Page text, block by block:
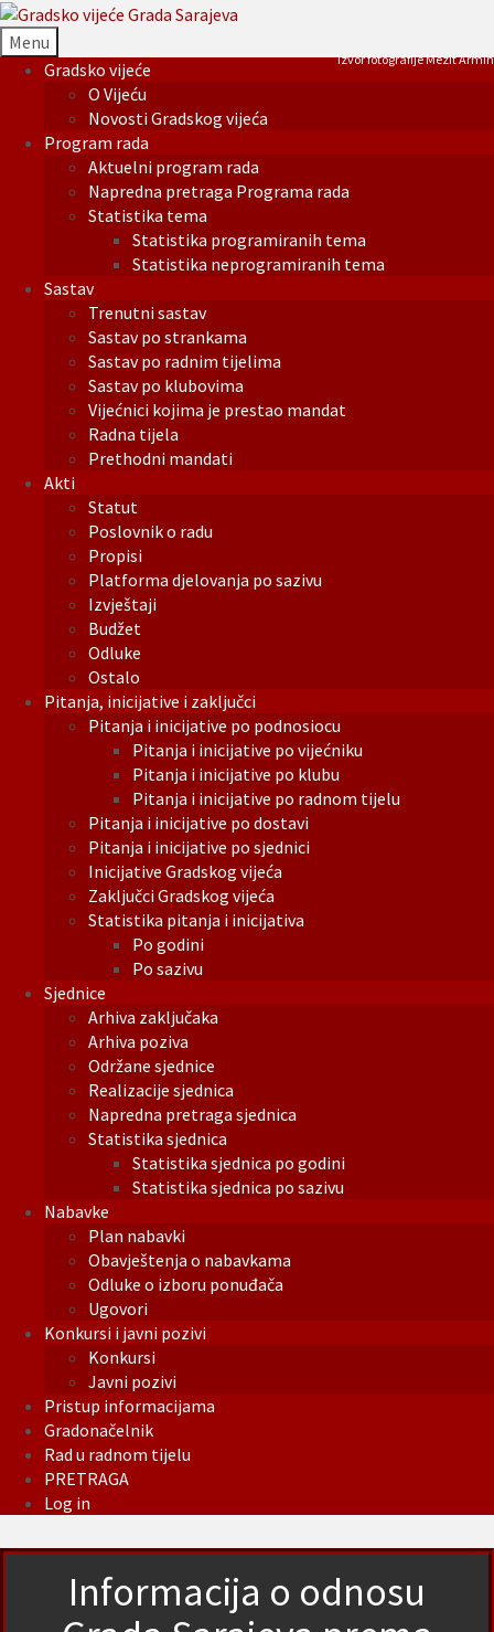
Menu
Gradsko vijeće
O Vijeću
Novosti Gradskog vijeća
Program rada
Aktuelni program rada
Napredna pretraga Programa rada
Statistika tema
Statistika programiranih tema
Statistika neprogramiranih tema
Sastav
Trenutni sastav
Sastav po strankama
Sastav po radnim tijelima
Sastav po klubovima
Vijećnici kojima je prestao mandat
Radna tijela
Prethodni mandati
Akti
Statut
Poslovnik o radu
Propisi
Platforma djelovanja po sazivu
Izvještaji
Budžet
Odluke
Ostalo
Pitanja, inicijative i zaključci
Pitanja i inicijative po podnosiocu
Pitanja i inicijative po vijećniku
Pitanja i inicijative po klubu
Pitanja i inicijative po radnom tijelu
Pitanja i inicijative po dostavi
Pitanja i inicijative po sjednici
Inicijative Gradskog vijeća
Zaključci Gradskog vijeća
Statistika pitanja i inicijativa
Po godini
Po sazivu
Sjednice
Arhiva zaključaka
Arhiva poziva
Održane sjednice
Realizacije sjednica
Napredna pretraga sjednica
Statistika sjednica
Statistika sjednica po godini
Statistika sjednica po sazivu
Nabavke
Plan nabavki
Obavještenja o nabavkama
Odluke o izboru ponuđača
Ugovori
Konkursi i javni pozivi
Konkursi
Javni pozivi
Pristup informacijama
Gradonačelnik
Rad u radnom tijelu
PRETRAGA
Log in
Izvor fotografije Mezit Armin
Informacija o odnosu